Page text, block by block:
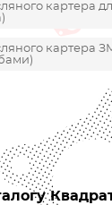
картера
картера